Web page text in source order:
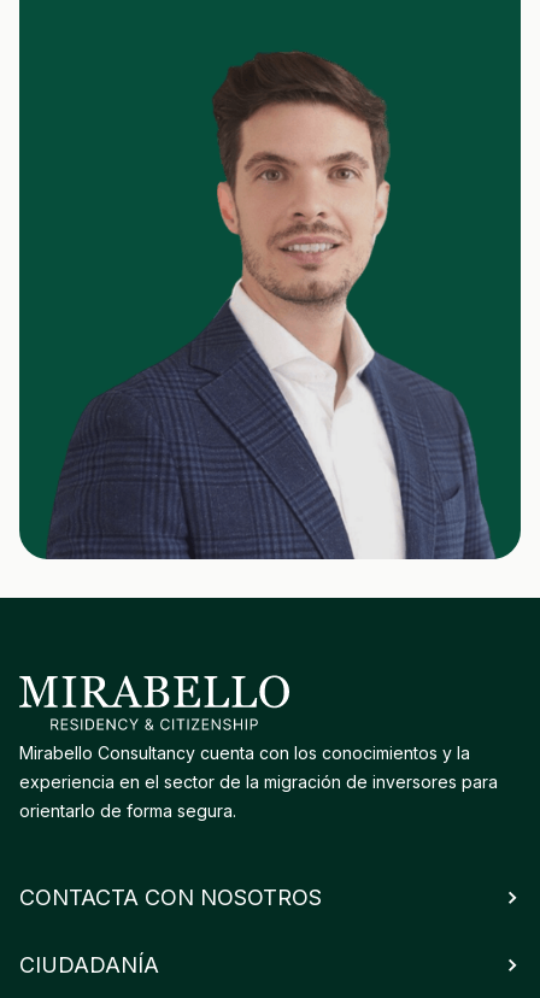
Mirabello Consultancy cuenta con los conocimientos y la
experiencia en el sector de la migración de inversores para
orientarlo de forma segura.
CONTACTA CON NOSOTROS
CIUDADANÍA